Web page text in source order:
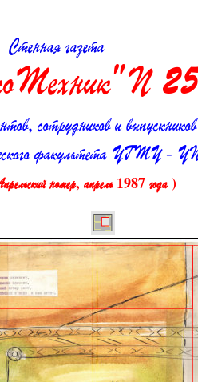
N
сотрудников и выпускников
факультета УГТУ
номер, апрель 1987 года )